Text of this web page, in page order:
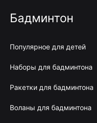
Бадминтон
Популярное для детей
Наборы для бадминтона
Ракетки для бадминтона
Воланы для бадминтона